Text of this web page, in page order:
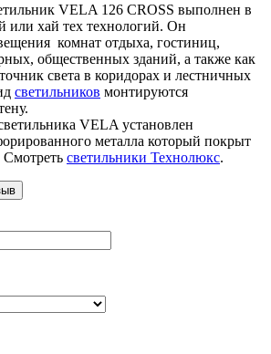
VELA 126 CROSS выполнен в
или хай тех технологий. Он
комнат отдыха, гостиниц,
общественных зданий, а также как
света в коридорах и лестничных
светильников монтируются
VELA установлен
металла который покрыт
светильники Технолюкс.